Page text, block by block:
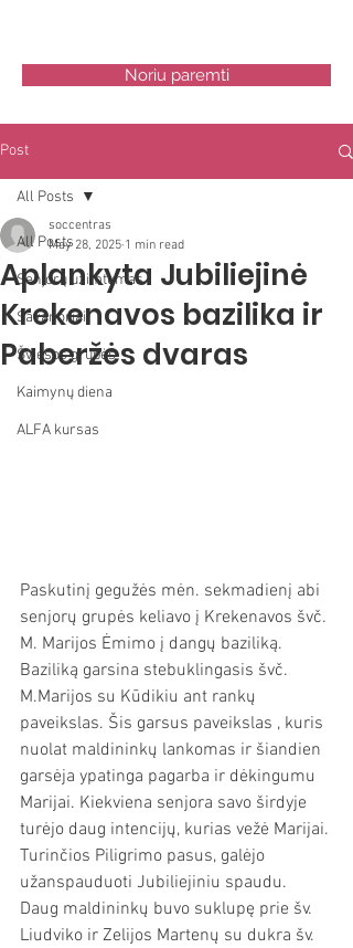
Noriu paremti
Post
All Posts
Senjorų užimtumas
Savanoriai
Šviesos grupės
Kaimynų diena
ALFA kursas
All Posts
Aplankyta Jubiliejinė
Krekenavos bazilika ir
Paberžės dvaras
soccentras
May 28, 2025 1 min read
Paskutinį gegužės mėn. sekmadienį abi
senjorų grupės keliavo į Krekenavos švč.
M. Marijos Ėmimo į dangų baziliką.
Baziliką garsina stebuklingasis švč.
M.Marijos su Kūdikiu ant rankų
paveikslas. Šis garsus paveikslas , kuris
nuolat maldininkų lankomas ir šiandien
garsėja ypatinga pagarba ir dėkingumu
Marijai. Kiekviena senjora savo širdyje
turėjo daug intencijų, kurias vežė Marijai.
Turinčios Piligrimo pasus, galėjo
užanspauduoti Jubiliejiniu spaudu.
Daug maldininkų buvo suklupę prie šv.
Liudviko ir Zelijos Martenų su dukra šv.